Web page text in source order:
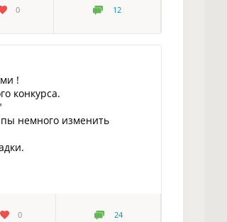
0 12
!
конкурса.
немного изменить
0 24